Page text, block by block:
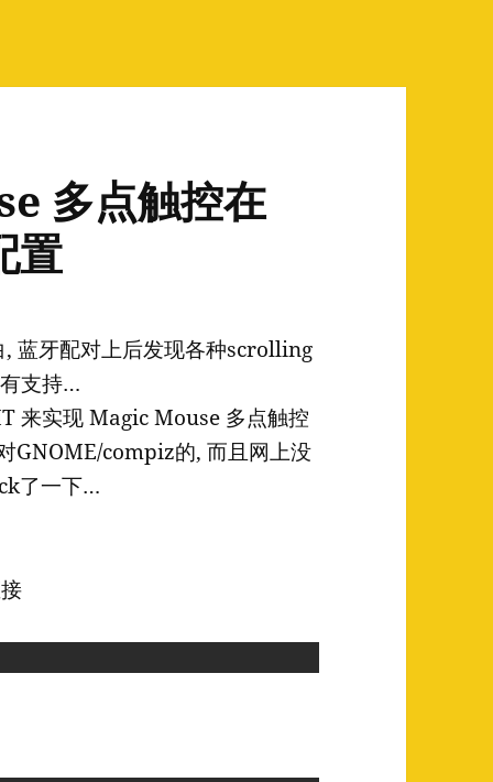
多点触控在
置
蓝牙配对上后发现各种scrolling
支持…
来实现 Magic Mouse 多点触控
GNOME/compiz的, 而且网上没
了一下…